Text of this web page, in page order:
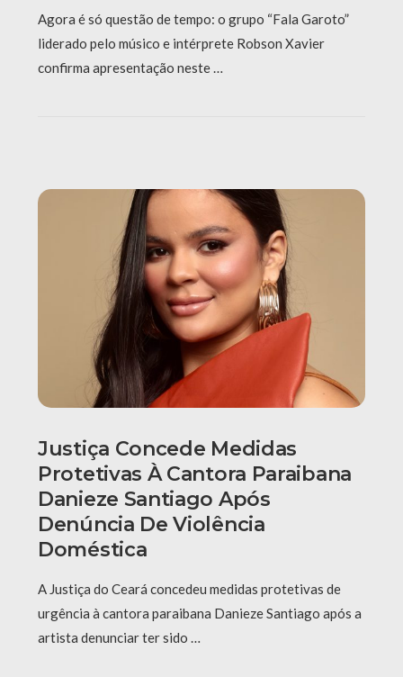
Agora é só questão de tempo: o grupo “Fala Garoto”
liderado pelo músico e intérprete Robson Xavier
confirma apresentação neste …
Justiça Concede Medidas
Protetivas À Cantora Paraibana
Danieze Santiago Após
Denúncia De Violência
Doméstica
A Justiça do Ceará concedeu medidas protetivas de
urgência à cantora paraibana Danieze Santiago após a
artista denunciar ter sido …